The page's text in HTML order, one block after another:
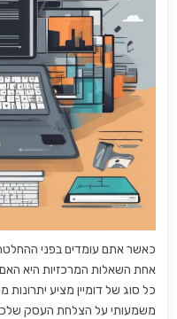
כאשר אתם עומדים בפני
אחת השאלות המרכזיות היא האם
כל סוג של דומיין מציע יתרונות
משמעותי על הצלחת העסק שלכם